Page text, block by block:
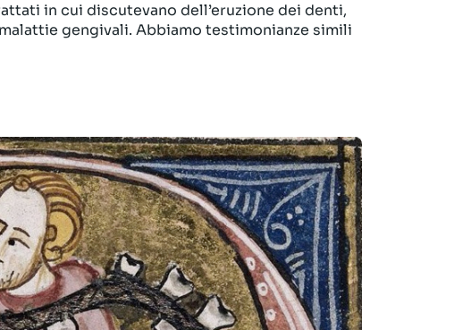
in cui discutevano dell’eruzione dei denti,
gengivali. Abbiamo testimonianze simili